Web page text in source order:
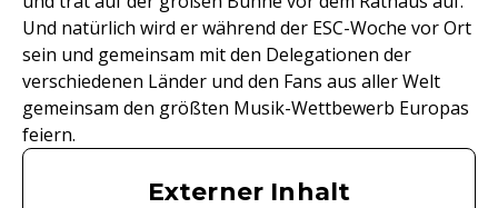
Und natürlich wird er während der ESC-Woche vor Ort
sein und gemeinsam mit den Delegationen der
verschiedenen Länder und den Fans aus aller Welt
gemeinsam den größten Musik-Wettbewerb Europas
feiern.
Externer Inhalt